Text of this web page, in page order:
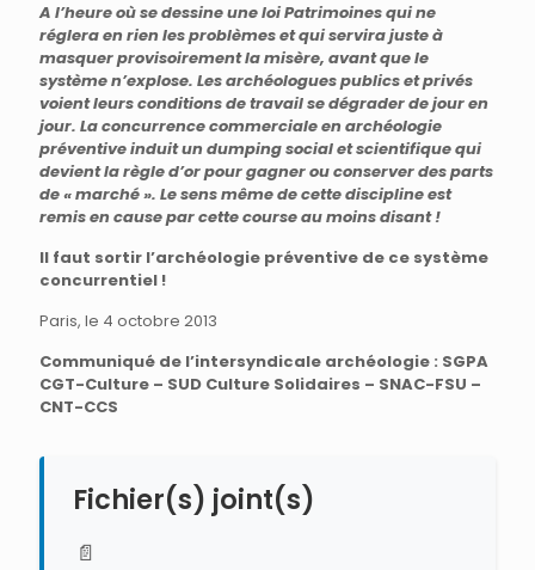
A l’heure où se dessine une loi Patrimoines qui ne
réglera en rien les problèmes et qui servira juste à
masquer provisoirement la misère, avant que le
système n’explose. Les archéologues publics et privés
voient leurs conditions de travail se dégrader de jour en
jour. La concurrence commerciale en archéologie
préventive induit un dumping social et scientifique qui
devient la règle d’or pour gagner ou conserver des parts
de « marché ». Le sens même de cette discipline est
remis en cause par cette course au moins disant !
Il faut sortir l’archéologie préventive de ce système
concurrentiel !
Paris, le 4 octobre 2013
Communiqué de l’intersyndicale archéologie : SGPA
CGT-Culture – SUD Culture Solidaires – SNAC-FSU –
CNT-CCS
Fichier(s) joint(s)
📄